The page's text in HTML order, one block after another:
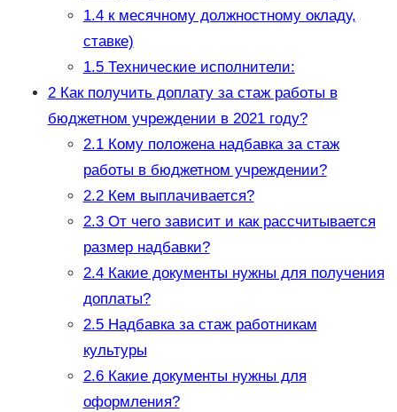
1.4к месячному должностному окладу,
ставке)
1.5Технические исполнители:
2Как получить доплату за стаж работы в
бюджетном учреждении в 2021 году?
2.1Кому положена надбавка за стаж
работы в бюджетном учреждении?
2.2Кем выплачивается?
2.3От чего зависит и как рассчитывается
размер надбавки?
2.4Какие документы нужны для получения
доплаты?
2.5Надбавка за стаж работникам
культуры
2.6Какие документы нужны для
оформления?